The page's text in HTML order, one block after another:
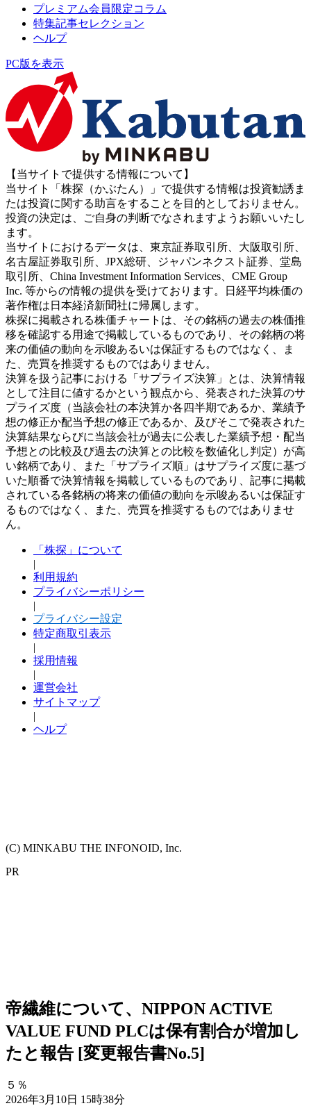
プレミアム会員限定コラム
特集記事セレクション
ヘルプ
PC版を表示
【当サイトで提供する情報について】
当サイト「株探（かぶたん）」で提供する情報は投資勧誘ま
たは投資に関する助言をすることを目的としておりません。
投資の決定は、ご自身の判断でなされますようお願いいたし
ます。
当サイトにおけるデータは、東京証券取引所、大阪取引所、
名古屋証券取引所、JPX総研、ジャパンネクスト証券、堂島
取引所、China Investment Information Services、CME Group
Inc. 等からの情報の提供を受けております。日経平均株価の
著作権は日本経済新聞社に帰属します。
株探に掲載される株価チャートは、その銘柄の過去の株価推
移を確認する用途で掲載しているものであり、その銘柄の将
来の価値の動向を示唆あるいは保証するものではなく、ま
た、売買を推奨するものではありません。
決算を扱う記事における「サプライズ決算」とは、決算情報
として注目に値するかという観点から、発表された決算のサ
プライズ度（当該会社の本決算か各四半期であるか、業績予
想の修正か配当予想の修正であるか、及びそこで発表された
決算結果ならびに当該会社が過去に公表した業績予想・配当
予想との比較及び過去の決算との比較を数値化し判定）が高
い銘柄であり、また「サプライズ順」はサプライズ度に基づ
いた順番で決算情報を掲載しているものであり、記事に掲載
されている各銘柄の将来の価値の動向を示唆あるいは保証す
るものではなく、また、売買を推奨するものではありませ
ん。
「株探」について
|
利用規約
プライバシーポリシー
|
プライバシー設定
特定商取引表示
|
採用情報
|
運営会社
サイトマップ
|
ヘルプ
(C) MINKABU THE INFONOID, Inc.
PR
帝繊維について、NIPPON ACTIVE
VALUE FUND PLCは保有割合が増加し
たと報告 [変更報告書No.5]
５％
2026年3月10日 15時38分